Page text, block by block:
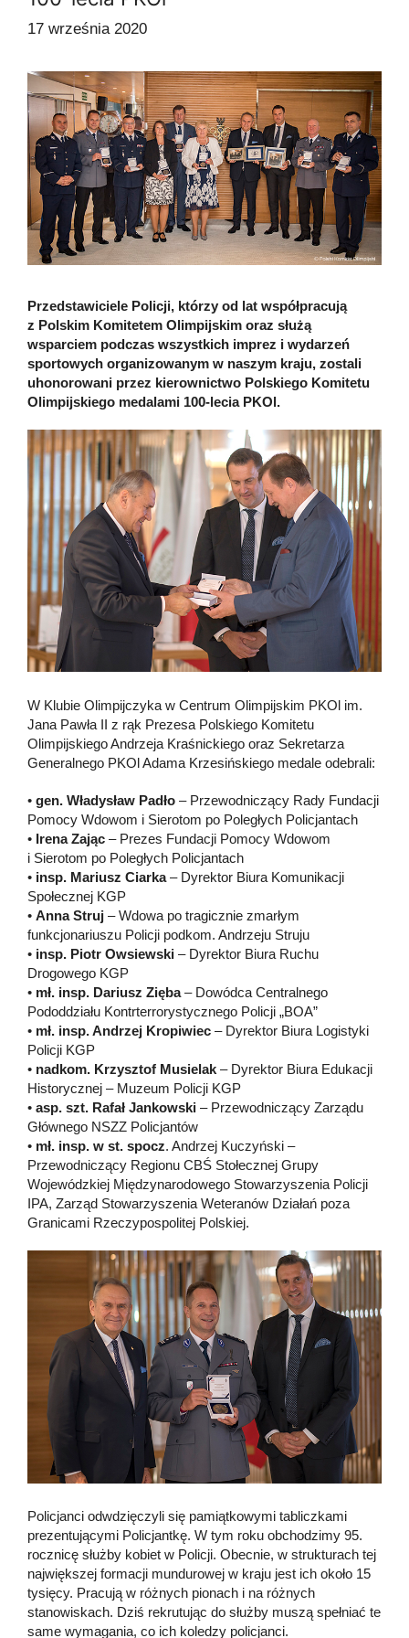
17 września 2020
Przedstawiciele Policji, którzy od lat współpracują
z Polskim Komitetem Olimpijskim oraz służą
wsparciem podczas wszystkich imprez i wydarzeń
sportowych organizowanym w naszym kraju, zostali
uhonorowani przez kierownictwo Polskiego Komitetu
Olimpijskiego medalami 100-lecia PKOl.
W Klubie Olimpijczyka w Centrum Olimpijskim PKOl im.
Jana Pawła II z rąk Prezesa Polskiego Komitetu
Olimpijskiego Andrzeja Kraśnickiego oraz Sekretarza
Generalnego PKOl Adama Krzesińskiego medale odebrali:
• gen. Władysław Padło – Przewodniczący Rady Fundacji
Pomocy Wdowom i Sierotom po Poległych Policjantach
• Irena Zając – Prezes Fundacji Pomocy Wdowom
i Sierotom po Poległych Policjantach
• insp. Mariusz Ciarka– Dyrektor Biura Komunikacji
Społecznej KGP
• Anna Struj – Wdowa po tragicznie zmarłym
funkcjonariuszu Policji podkom. Andrzeju Struju
• insp. Piotr Owsiewski – Dyrektor Biura Ruchu
Drogowego KGP
• mł. insp. Dariusz Zięba– Dowódca Centralnego
Pododdziału Kontrterrorystycznego Policji „BOA”
• mł. insp. Andrzej Kropiwiec – Dyrektor Biura Logistyki
Policji KGP
• nadkom. Krzysztof Musielak – Dyrektor Biura Edukacji
Historycznej – Muzeum Policji KGP
• asp. szt. Rafał Jankowski – Przewodniczący Zarządu
Głównego NSZZ Policjantów
• mł. insp. w st. spocz. Andrzej Kuczyński –
Przewodniczący Regionu CBŚ Stołecznej Grupy
Wojewódzkiej Międzynarodowego Stowarzyszenia Policji
IPA, Zarząd Stowarzyszenia Weteranów Działań poza
Granicami Rzeczypospolitej Polskiej.
Policjanci odwdzięczyli się pamiątkowymi tabliczkami
prezentującymi Policjantkę. W tym roku obchodzimy 95.
rocznicę służby kobiet w Policji. Obecnie, w strukturach tej
największej formacji mundurowej w kraju jest ich około 15
tysięcy. Pracują w różnych pionach i na różnych
stanowiskach. Dziś rekrutując do służby muszą spełniać te
same wymagania, co ich koledzy policjanci.